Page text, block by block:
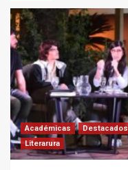
Académicas
Destacados
Literarura